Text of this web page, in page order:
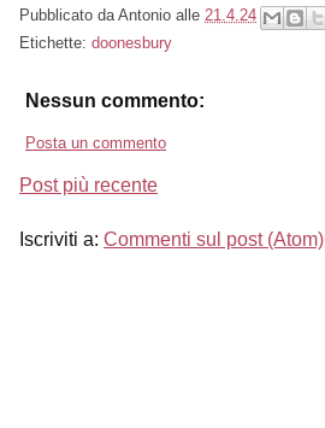
Pubblicato da Antonio alle 21.4.24
Etichette: doonesbury
Nessun commento:
Posta un commento
Post più recente
Iscriviti a: Commenti sul post (Atom)